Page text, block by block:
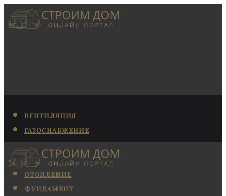
ВЕНТИЛЯЦИЯ
ГАЗОСНАБЖЕНИЕ
КАНАЛИЗАЦИЯ
КОНДИЦИОНИРОВАНИЕ
ОТОПЛЕНИЕ
ФУНДАМЕНТ